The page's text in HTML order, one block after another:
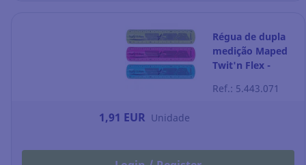
Régua de dupla
medição Maped
Twit'n Flex -
Ref.: 5.443.071
1,91 EUR Unidade